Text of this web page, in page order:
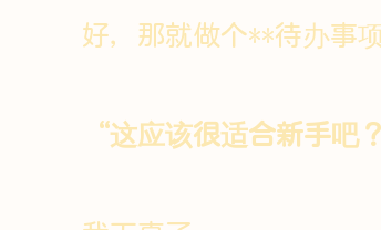
好，那就做个**待办事
“这应该很适合新手吧